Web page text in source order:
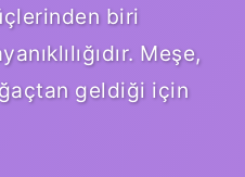
biri
Meşe,
geldiği için